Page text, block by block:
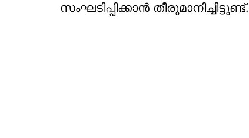
സംഘടിപ്പിക്കാന്‍ തീരുമാനിച്ചിട്ടുണ്ട്.